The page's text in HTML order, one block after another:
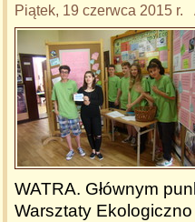
Piątek, 19 czerwca 2015 r.
WATRA. Głównym
Warsztaty